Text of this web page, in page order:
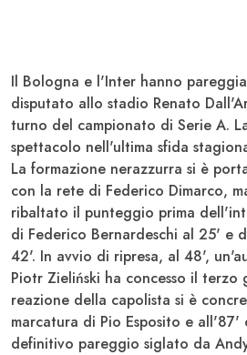
Il Bologna e l'Inter hanno
disputato allo stadio Renato
turno del campionato di Serie A.
spettacolo nell'ultima sfida
La formazione nerazzurra si è
con la rete di Federico Dimarco,
ribaltato il punteggio prima
di Federico Bernardeschi al 25' e
42'. In avvio di ripresa, al 48',
Piotr Zieliński ha concesso il terzo
reazione della capolista si è
marcatura di Pio Esposito e all'87'
definitivo pareggio siglato da